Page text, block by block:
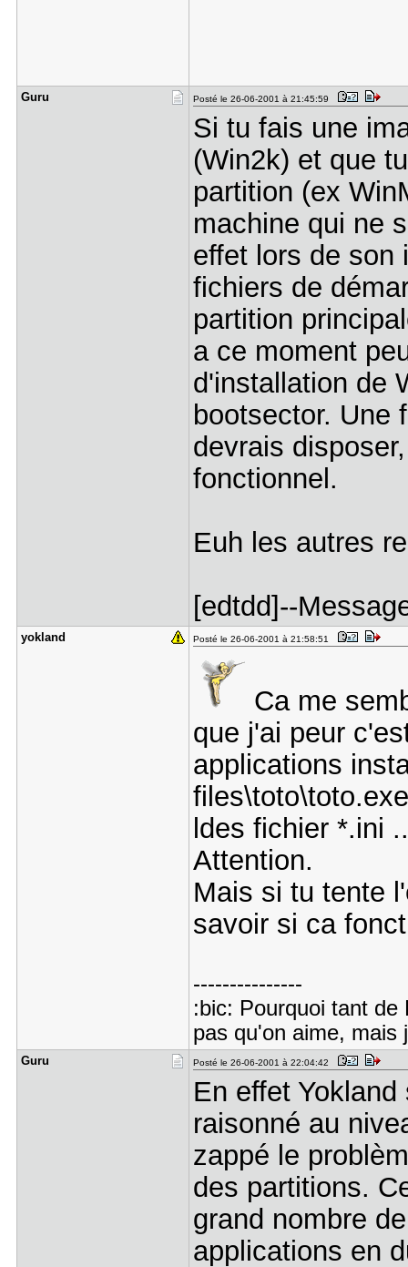
Guru Posté le 26-06-2001 à 21:45:59
Si tu fais une
(Win2k) et que
partition (ex
machine qui ne
effet lors de son
fichiers de
partition
a ce moment
d'installation de
bootsector. Une
devrais
fonctionnel.
Euh les autres
[edtdd]--
yokland Posté le 26-06-2001 à 21:58:51
Ca me
que j'ai peur
applications
ldes fichier *.ini
Attention.
Mais si tu tente
savoir si ca
---------------
:bic: Pourquoi tant
pas qu'on aime, mais
Guru Posté le 26-06-2001 à 22:04:42
En effet
raisonné au
zappé le
des partitions.
grand nombre
applications en